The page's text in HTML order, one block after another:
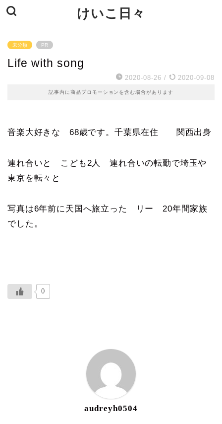
けいこ日々
未分類 PR
Life with song
2020-08-26 / 2020-09-08
記事内に商品プロモーションを含む場合があります
音楽大好きな 68歳です。千葉県在住 関西出身
連れ合いと こども2人 連れ合いの転勤で埼玉や
東京を転々と
写真は6年前に天国へ旅立った リー 20年間家族
でした。
0
audreyh0504